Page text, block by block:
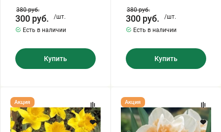
380руб.
300 руб.
/шт.
Есть в наличии
Купить
380руб.
300 руб.
/шт.
Есть в наличии
Купить
Нарцисс
"ДАЧ
МАСТЕР"
(5
штук)
Акция
Нарцисс
"ДЕЛЬНАШО"
(5
штук)
Акция